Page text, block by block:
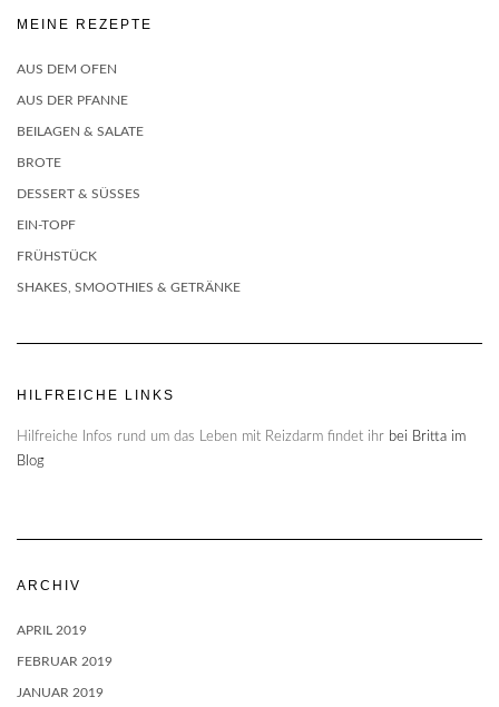
MEINE REZEPTE
AUS DEM OFEN
AUS DER PFANNE
BEILAGEN & SALATE
BROTE
DESSERT & SÜSSES
EIN-TOPF
FRÜHSTÜCK
SHAKES, SMOOTHIES & GETRÄNKE
HILFREICHE LINKS
Hilfreiche Infos rund um das Leben mit Reizdarm findet ihr bei Britta im
Blog
ARCHIV
APRIL 2019
FEBRUAR 2019
JANUAR 2019